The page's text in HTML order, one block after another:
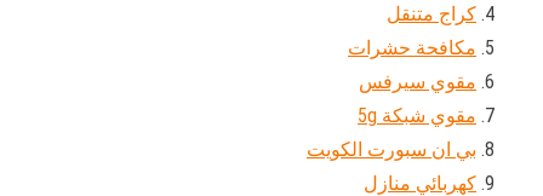
كراج متنقل
مكافحة حشرات
مقوي سيرفس
مقوي شبكة 5g
بي ان سبورت الكويت
كهربائي منازل